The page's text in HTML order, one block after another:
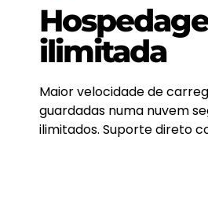
ilimitada
Maior velocidade de
guardadas numa nuvem
ilimitados. Suporte direto